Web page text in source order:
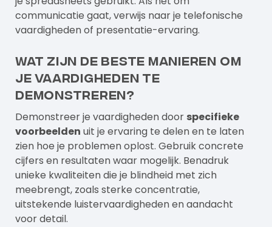
communicatie gaat, verwijs naar je telefonische
vaardigheden of presentatie-ervaring.
Wat zijn de beste manieren om
je vaardigheden te
demonstreren?
Demonstreer je vaardigheden door specifieke
voorbeelden uit je ervaring te delen en te laten
zien hoe je problemen oplost. Gebruik concrete
cijfers en resultaten waar mogelijk. Benadruk
unieke kwaliteiten die je blindheid met zich
meebrengt, zoals sterke concentratie,
uitstekende luistervaardigheden en aandacht
voor detail.